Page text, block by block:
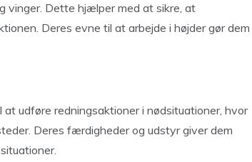
vinger. Dette hjælper med at sikre, at
Deres evne til at arbejde i højder gør dem
at udføre redningsaktioner i nødsituationer, hvor
Deres færdigheder og udstyr giver dem